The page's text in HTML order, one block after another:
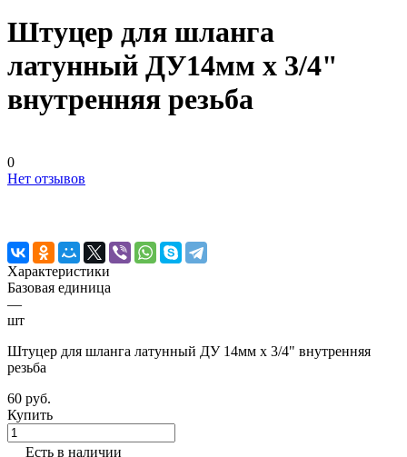
Штуцер для шланга
латунный ДУ14мм х 3/4"
внутренняя резьба
0
Нет отзывов
Характеристики
Базовая единица
—
шт
Штуцер для шланга латунный ДУ 14мм х 3/4" внутренняя
резьба
60 руб.
Купить
Есть в наличии